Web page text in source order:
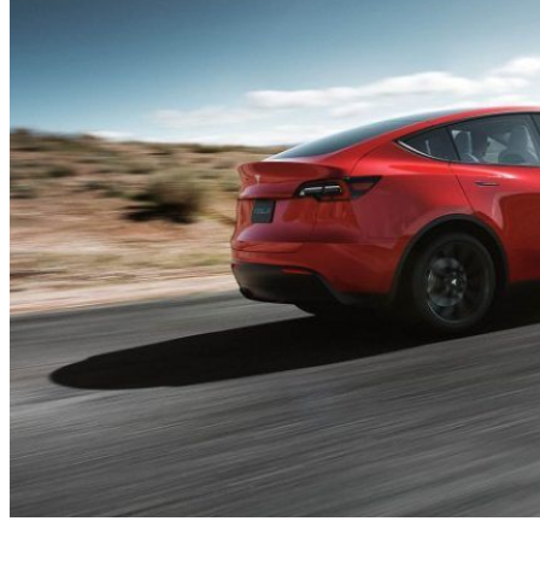
HOME
CHI SIAMO
CHI SIAMO
CONTATTI